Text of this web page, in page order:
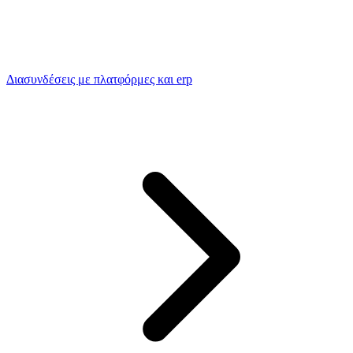
Διασυνδέσεις με πλατφόρμες και erp